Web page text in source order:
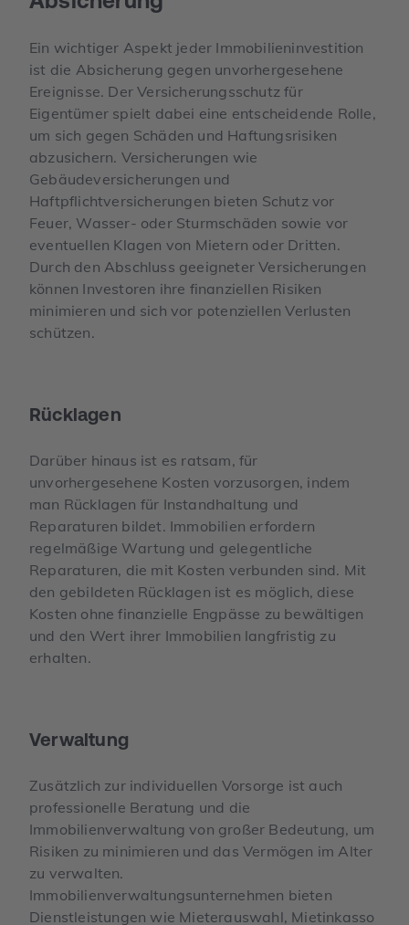
Ein wichtiger Aspekt jeder Immobilieninvestition
ist die Absicherung gegen unvorhergesehene
Ereignisse. Der Versicherungsschutz für
Eigentümer spielt dabei eine entscheidende Rolle,
um sich gegen Schäden und Haftungsrisiken
abzusichern. Versicherungen wie
Gebäudeversicherungen und
Haftpflichtversicherungen bieten Schutz vor
Feuer, Wasser- oder Sturmschäden sowie vor
eventuellen Klagen von Mietern oder Dritten.
Durch den Abschluss geeigneter Versicherungen
können Investoren ihre finanziellen Risiken
minimieren und sich vor potenziellen Verlusten
schützen.
Rücklagen
Darüber hinaus ist es ratsam, für
unvorhergesehene Kosten vorzusorgen, indem
man Rücklagen für Instandhaltung und
Reparaturen bildet. Immobilien erfordern
regelmäßige Wartung und gelegentliche
Reparaturen, die mit Kosten verbunden sind. Mit
den gebildeten Rücklagen ist es möglich, diese
Kosten ohne finanzielle Engpässe zu bewältigen
und den Wert ihrer Immobilien langfristig zu
erhalten.
Verwaltung
Zusätzlich zur individuellen Vorsorge ist auch
professionelle Beratung und die
Immobilienverwaltung von großer Bedeutung, um
Risiken zu minimieren und das Vermögen im Alter
zu verwalten.
Immobilienverwaltungsunternehmen bieten
Dienstleistungen wie Mieterauswahl, Mietinkasso